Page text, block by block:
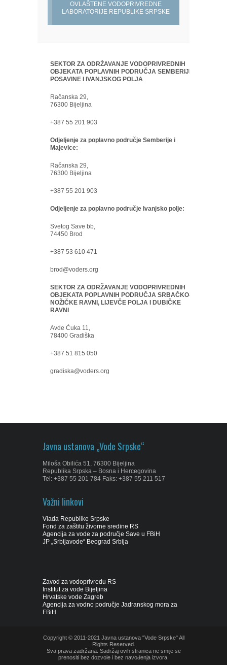
OVLAŠTENE VODOPRIVREDNE
LABORATORIJE REPUBLIKE SRPSKE
SEKTOR ZA ODRŽAVANJE VODOPRIVREDNIH
OBJEKATA POPLAVNIH PODRUČJA SEMBERIJE,
POSAVINE I IVANJSKOG POLJA
Račanska 29,
76300 Bijeljina
+387 55 201 903
Odjeljenje za poplavno područje Semberije i
Majevice:
Račanska 29,
76300 Bijeljina
+387 55 201 903
Odjeljenje za poplavno područje Ivanjsko polje:
Svetog Save bb,
74450 Brod
+387 53 610 471
brod@voders.org
SEKTOR ZA ODRŽAVANJE VODOPRIVREDNIH
OBJEKATA POPLAVNIH PODRUČJA SRBAČKO-
NOŽIČKE RAVNI, LIJEVČE POLJA I DUBIČKE
RAVNI
Avde Ćuka 11,
78400 Gradiška
+387 51 815 050
gradiska@voders.org
Javna ustanova „Vode Srpske“
Miloša Obilića 51, 76300 Bijeljina
Republika Srpska – Bosna i Hercegovina
Tel: +387 55 201 784 Faks: +387 55 211 517
Važni linkovi
Vlada Republike Srpske
Fond za zaštitu živorne sredine RS
Agencija za vode za područje Save u FBiH
JP „Srbijavode“ Beograd Srbija
Zavod za vodoprivredu RS
Institut za vode Bijeljina
Hrvatske vode Zagreb
Agencija za vodno područje Jadranskog mora za
FBiH
Copyright © 2011-2021 Javna ustanova "Vode Srpske" All
Rights Reserved.
Sva prava zadržana. Sadržaj ovih stranica ne smije se
prenositi bez dozvole i bez navođenja izvora.